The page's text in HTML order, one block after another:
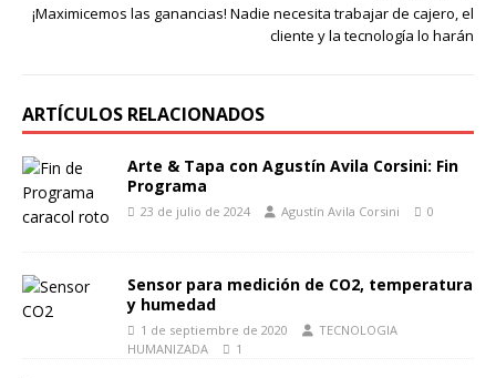
¡Maximicemos las ganancias! Nadie necesita trabajar de cajero, el
cliente y la tecnología lo harán
ARTÍCULOS RELACIONADOS
Arte & Tapa con Agustín Avila Corsini: Fin
Programa
23 de julio de 2024 Agustín Avila Corsini 0
Sensor para medición de CO2, temperatura
y humedad
1 de septiembre de 2020
TECNOLOGIA
HUMANIZADA
1